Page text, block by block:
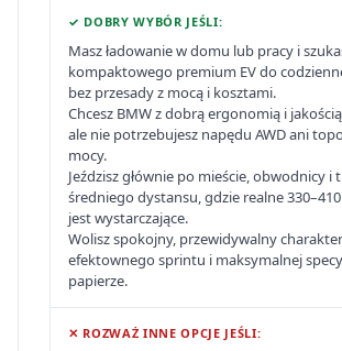
✓ DOBRY WYBÓR JEŚLI:
Masz ładowanie w domu lub pracy i
kompaktowego premium EV do
bez przesady z mocą i kosztami.
Chcesz BMW z dobrą ergonomią i
ale nie potrzebujesz napędu AWD ani
mocy.
Jeździsz głównie po mieście, obwodnicy i
średniego dystansu, gdzie realne
jest wystarczające.
Wolisz spokojny, przewidywalny
efektownego sprintu i maksymalnej
papierze.
✕ ROZWAŻ INNE OPCJE JEŚLI: